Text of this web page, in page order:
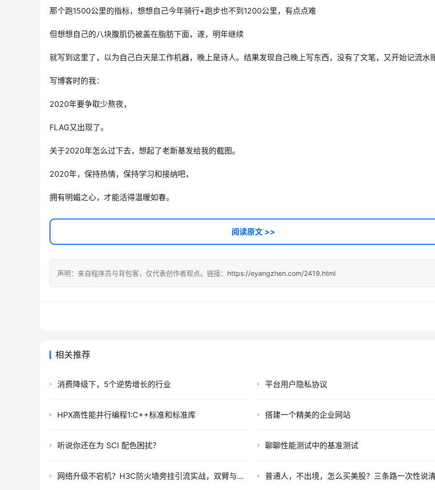
那个跑1500公里的指标，想想自己今年骑行+跑步也不到1200公里，有点点难
但想想自己的八块腹肌仍被盖在脂肪下面，遂，明年继续
就写到这里了，以为自己白天是工作机器，晚上是诗人。结果发现自己晚上写东西，没有了文笔，又开始记流水
写博客时的我：
2020年要争取少熬夜，
FLAG又出现了。
关于2020年怎么过下去，想起了老斯基发给我的截图。
2020年，保持热情，保持学习和接纳吧，
拥有明媚之心，才能活得温暖如春。
阅读原文 >>
声明：来自程序员与背包客，仅代表创作者观点。链接： https://eyangzhen.com/2419.html
相关推荐
消费降级下，5个逆势增长的行业 平台用户隐私协议
HPX高性能并行编程1:C++标准和标准库 搭建一个精美的企业网站
听说你还在为 SCI 配色困扰？ 聊聊性能测试中的基准测试
网络升级不宕机？H3C防火墙旁挂引流实战，双臂与单臂的巅峰对决！ 普通人，不出境，怎么买美股？三条路一次性说